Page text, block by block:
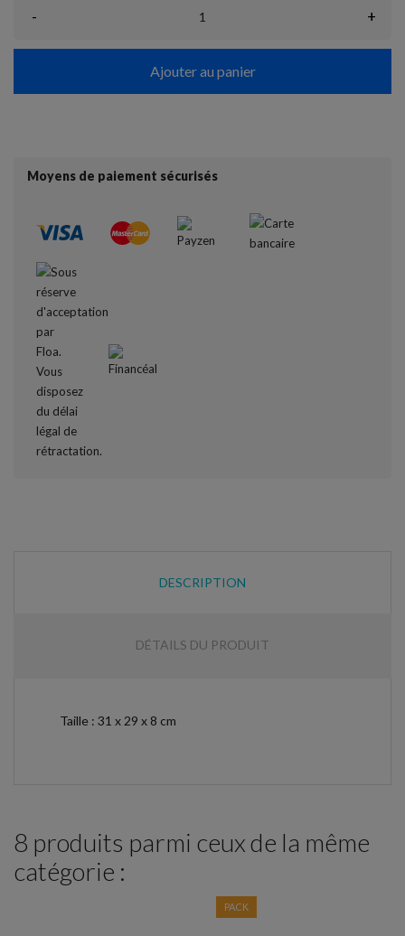
- +
Ajouter au panier
Moyens de paiement sécurisés
DESCRIPTION
DÉTAILS DU PRODUIT
Taille : 31 x 29 x 8 cm
8 produits parmi ceux de la même
catégorie :
PACK